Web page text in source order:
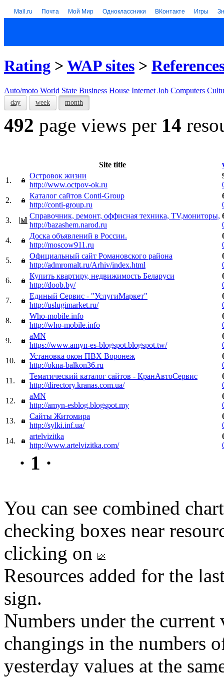
Mail.ru Почта Мой Мир Одноклассники ВКонтакте Игры
Rating > WAP sites >
Auto/moto World State Business House Internet Job Computers
day week month
492 page views per 14
Site title
1.
Островок жизни
http://www.octpov-ok.ru
2.
Каталог сайтов Conti-Group
http://conti-group.ru
3.
Справочник, ремонт, оффисная техника, TV,мониторы,
http://bazashem.narod.ru
4.
Доска объявлений в России.
http://moscow911.ru
5.
Официальный сайт Романовского района
http://admromalt.ru/Arhiv/index.html
6.
Купить квартиру, недвижимость Беларуси
http://doob.by/
7.
Единый Сервис - "УслугиМаркет"
http://uslugimarket.ru/
8.
Who-mobile.info
http://who-mobile.info
9.
aMN
https://www.amyn-es-blogspot.blogspot.tw/
10.
Установка окон ПВХ Воронеж
http://okna-balkon36.ru
11.
Тематический каталог сайтов - КранАвтоСервис
http://directory.kranas.com.ua/
12.
aMN
http://amyn-esblog.blogspot.my
13.
Сайты Житомира
http://sylki.inf.ua/
14.
artelvizitka
http://www.artelvizitka.com/
· 1 ·
You can see combined
checking boxes near
clicking on
Resources added for the
sign.
Numbers under the
changings in the numbers
yesterday values at the